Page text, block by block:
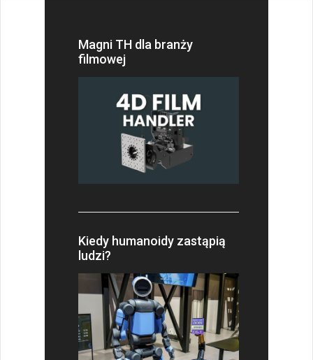
Magni TH dla branży
filmowej
Kiedy humanoidy zastąpią
ludzi?